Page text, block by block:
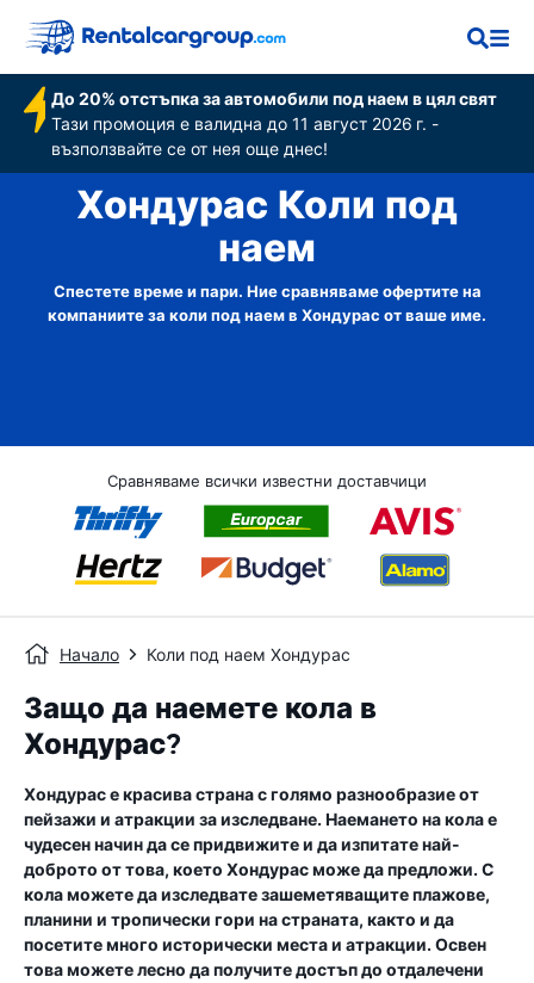
До 20% отстъпка за автомобили под наем в цял свят
Тази промоция е валидна до 11 август 2026 г. -
възползвайте се от нея още днес!
Хондурас Коли под
наем
Спестете време и пари. Ние сравняваме офертите на
компаниите за коли под наем в Хондурас от ваше име.
Сравняваме всички известни доставчици
Начало Коли под наем Хондурас
Защо да наемете кола в
Хондурас?
Хондурас е красива страна с голямо разнообразие от
пейзажи и атракции за изследване. Наемането на кола е
чудесен начин да се придвижите и да изпитате най-
доброто от това, което Хондурас може да предложи. С
кола можете да изследвате зашеметяващите плажове,
планини и тропически гори на страната, както и да
посетите много исторически места и атракции. Освен
това можете лесно да получите достъп до отдалечени